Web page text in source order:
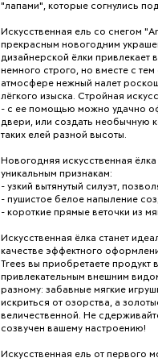
"лапами", которые согнулись
Искусственная ель со снегом
прекрасным новогодним
дизайнерской ёлки
немного строго, но вместе с
атмосфере нежный налет
лёгкого изыска. Стройная
- с ее помощью можно удачно
двери, или создать необычную
таких елей разной высоты.
Новогодняя искусственная
уникальным признакам:
- узкий вытянутый силуэт,
- пушистое белое напыление
- короткие прямые веточки из
Искусственная ёлка станет
качестве эффектного
Trees вы приобретаете продукт
привлекательным внешним
разному: забавные мягкие
искриться от озорства, а
величественной. Не
созвучен вашему настроению!
Искусственная ель от первого